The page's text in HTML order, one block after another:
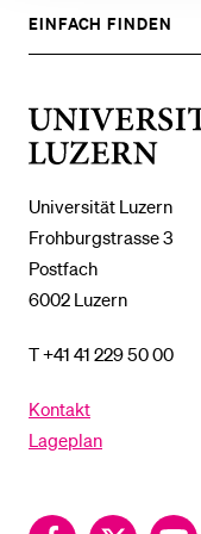
Universität Luzern
Frohburgstrasse 3
Postfach
6002 Luzern
T +41 41 229 50 00
Kontakt
Lageplan
FacebookTwitter
UNTERMENÜ
EINFACH FINDEN
ZEIGE
DAS